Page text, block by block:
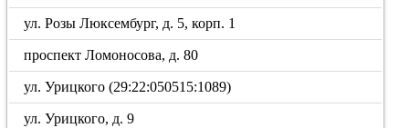
ул. Розы Люксембург, д. 5, корп. 1
проспект Ломоносова, д. 80
ул. Урицкого (29:22:050515:1089)
ул. Урицкого, д. 9